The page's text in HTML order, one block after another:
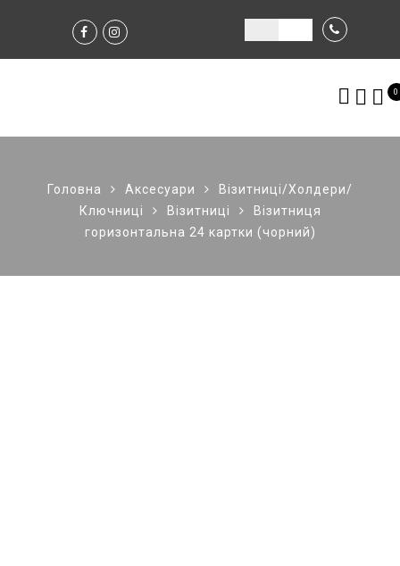
0
Головна Аксесуари
Візитниці/Холдери/
Ключниці
Візитниці
Візитниця
горизонтальна 24 картки (чорний)